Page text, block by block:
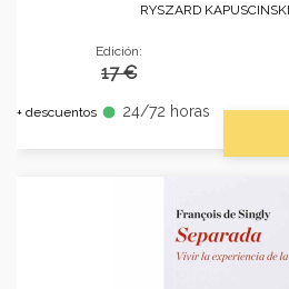
RYSZARD
Edición:
17 €
+ descuentos fiber_manual_record 24/72 horas